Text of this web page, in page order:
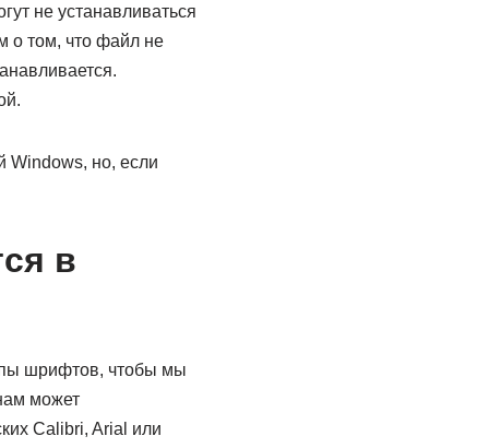
не устанавливаться
о том, что файл не
Windows, но, если
в
шрифтов, чтобы мы
может
Calibri, Arial или